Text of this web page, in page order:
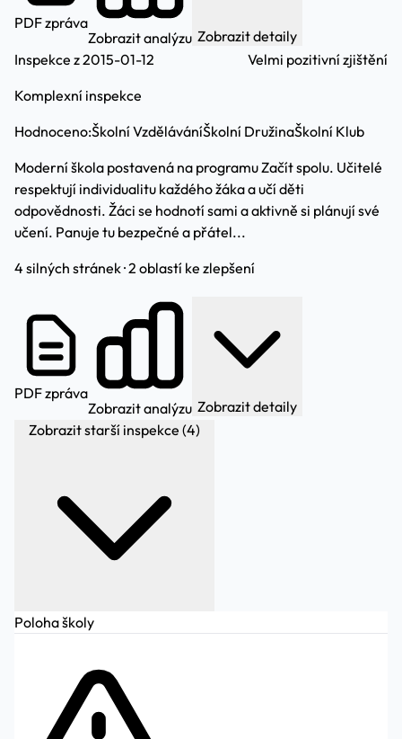
PDF zpráva
Zobrazit analýzu Zobrazit detaily
Inspekce z 2015-01-12
Komplexní inspekce
Velmi pozitivní zjištění
Hodnoceno:Školní VzděláváníŠkolní DružinaŠkolní Klub
Moderní škola postavená na programu Začít spolu. Učitelé
respektují individualitu každého žáka a učí děti
odpovědnosti. Žáci se hodnotí sami a aktivně si plánují své
učení. Panuje tu bezpečné a přátel...
4 silných stránek · 2 oblastí ke zlepšení
PDF zpráva
Zobrazit analýzu Zobrazit detaily
Zobrazit starší inspekce (4)
Poloha školy